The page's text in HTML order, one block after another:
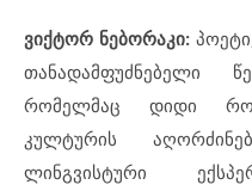
ვიქტორ ნებორაკი:
თანადამფუძნებელი
რომელმაც დიდი
კულტურის
ლინგვისტური